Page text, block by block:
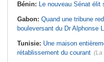
Bénin: Le nouveau Sénat élit
Gabon: Quand une tribune
bouleversant du Dr Alphonse
Tunisie: Une maison
rétablissement du courant (La